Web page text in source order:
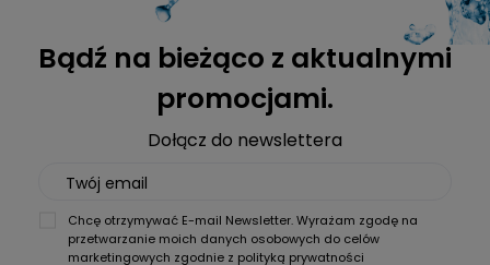
Bądź na bieżąco z aktualnymi
promocjami.
Dołącz do newslettera
Twój email
Chcę otrzymywać E-mail Newsletter. Wyrażam zgodę na
przetwarzanie moich danych osobowych do celów
marketingowych zgodnie z polityką prywatności